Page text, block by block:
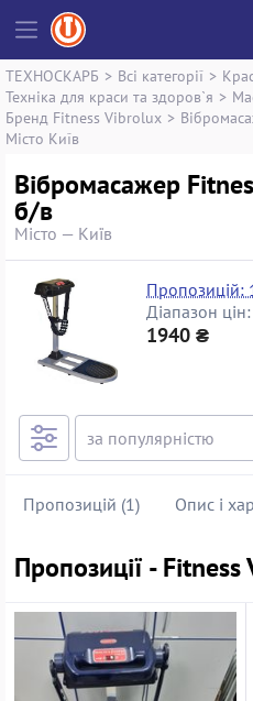
ТЕХНОСКАРБ > Всі категорії >
Техніка для краси та здоров`я >
Бренд Fitness Vibrolux >
Місто Київ
Вібромасажер
б/в
Місто — Київ
Пропозицій:
Діапазон цін:
1940 ₴
Пропозицій (1) Опис і
Пропозиції -